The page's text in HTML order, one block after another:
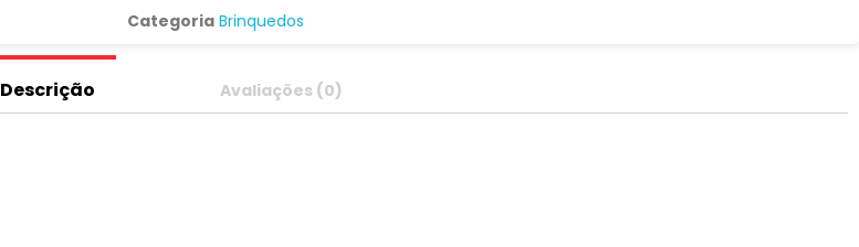
Categoria Brinquedos
Descrição Avaliações (0)